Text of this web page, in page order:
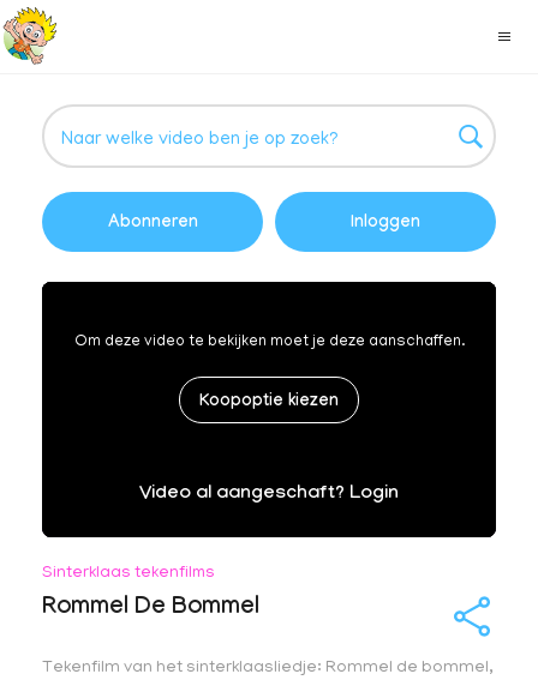
Om deze video te bekijken moet je deze aanschaffen.
Koopoptie kiezen
Video al aangeschaft? Login
Abonneren Inloggen
Sinterklaas tekenfilms
Rommel De Bommel
Tekenfilm van het sinterklaasliedje: Rommel de bommel,